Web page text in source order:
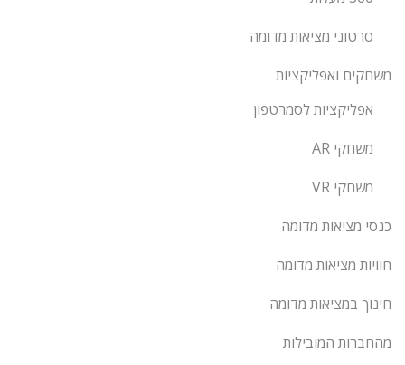
סרטוני מציאות מדומה
משחקים ואפליקציות
אפליקציות לסמרטפון
משחקי AR
משחקי VR
כנסי מציאות מדומה
חוויות מציאות מדומה
חינוך במציאות מדומה
מהחברות המובילות